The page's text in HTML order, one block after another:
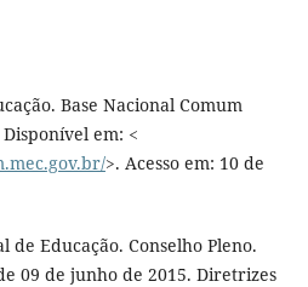
Base Nacional Comum
em: <
>. Acesso em: 10 de
de Educação. Conselho Pleno.
09 de junho de 2015. Diretrizes